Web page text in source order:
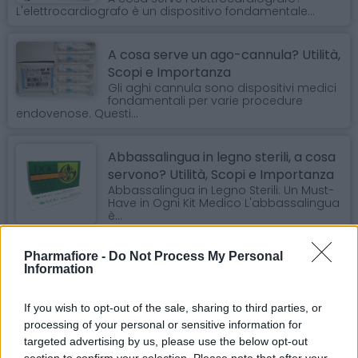
Pharmafiore - Do Not Process My Personal
Information
If you wish to opt-out of the sale, sharing to third parties, or
processing of your personal or sensitive information for
targeted advertising by us, please use the below opt-out
L'elettrocardiografo è un dispositivo fondamentale...
A cosa serve un ago-cannula? Utilità,
Scopi e Importanza
Gli aghi cannula sono dispositivi medici
fondamentali per varie procedure
endovenose. Questi...
Abbassalingua in legno sterili, a cosa
servono? Utilità, Scopi e Importanza
Abbassalingua in Legno Sterili: Un Must-
Have in Ogni Kit Medico L'abbassalingua
è...
Bacinelle Reniformi: Innovazione e
Sicurezza nei Reparti Clinici Nel mondo della sanità,...
Bavagli con Tasca Monouso: L'Alleato